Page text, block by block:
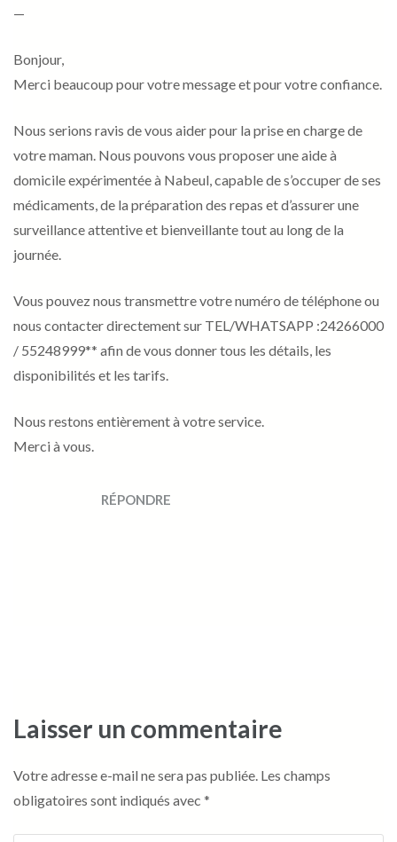
—
Bonjour,
Merci beaucoup pour votre message et pour votre confiance.
Nous serions ravis de vous aider pour la prise en charge de
votre maman. Nous pouvons vous proposer une aide à
domicile expérimentée à Nabeul, capable de s’occuper de ses
médicaments, de la préparation des repas et d’assurer une
surveillance attentive et bienveillante tout au long de la
journée.
Vous pouvez nous transmettre votre numéro de téléphone ou
nous contacter directement sur TEL/WHATSAPP :24266000
/ 55248999** afin de vous donner tous les détails, les
disponibilités et les tarifs.
Nous restons entièrement à votre service.
Merci à vous.
RÉPONDRE
Laisser un commentaire
Votre adresse e-mail ne sera pas publiée. Les champs
obligatoires sont indiqués avec *